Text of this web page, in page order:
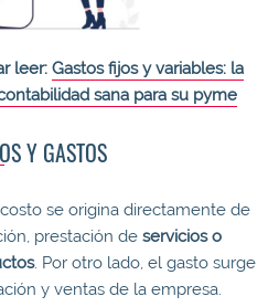
leer: Gastos fijos y variables: la
sana para su pyme
Y GASTOS
se origina directamente de
prestación de servicios o
. Por otro lado, el gasto surge
y ventas de la empresa.